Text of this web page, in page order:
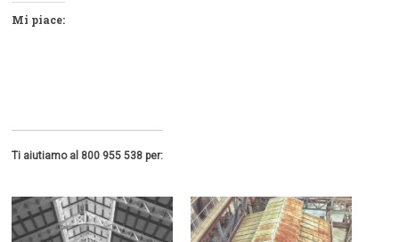
Mi piace:
Ti aiutiamo al 800 955 538 per: